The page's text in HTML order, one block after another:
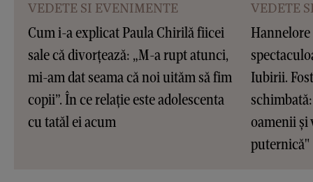
VEDETE SI EVENIMENTE
Cum i-a explicat Paula Chirilă fiicei
sale că divorțează: „M-a rupt atunci,
mi-am dat seama că noi uităm să fim
copii”. În ce relație este adolescenta
cu tatăl ei acum
VEDETE
Iubirii.
oamenii și
puternică"